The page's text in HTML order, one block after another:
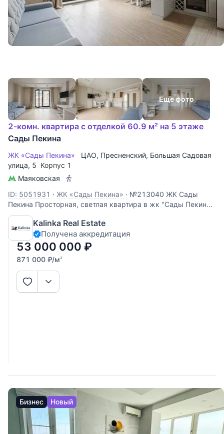
Еще фото
2-комн. квартира с отделкой 60.9 м² на 5 этаже
Сады Пекина
ЖК «Сады Пекина» ЦАО, Пресненский, Большая Садовая
улица, 5 Корпус 1
Маяковская
ID: 5051931 · ЖК «Сады Пекина» · №213040 ЖК Сады
Пекина Просторная, светлая квартира в жк "Сады Пекина"
Планировочное решение предусматривает: большой зал-
кухню с распашными, панорамными окнами в пол в
формате французского балкона, просторную спальню с
отдельной, большой
Kalinka Real Estate
Получена аккредитация
53 000 000 ₽
871 000 ₽/м2
Бизнес Новый